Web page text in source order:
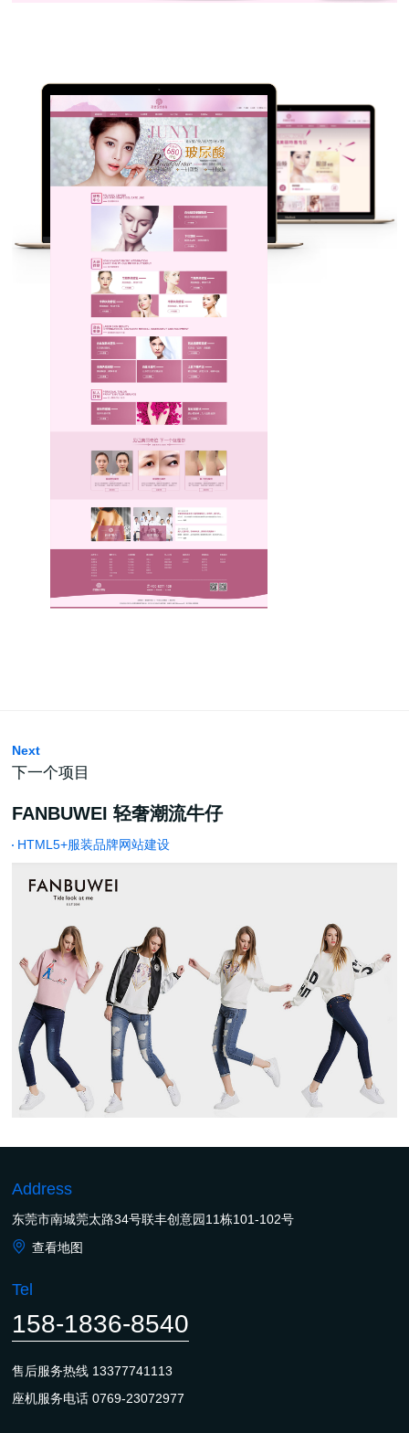
Next
下一个项目
FANBUWEI 轻奢潮流牛仔
HTML5+服装品牌网站建设
Address
东莞市南城莞太路34号联丰创意园11栋101-102号
查看地图
Tel
158-1836-8540
售后服务热线 13377741113
座机服务电话0769-23072977